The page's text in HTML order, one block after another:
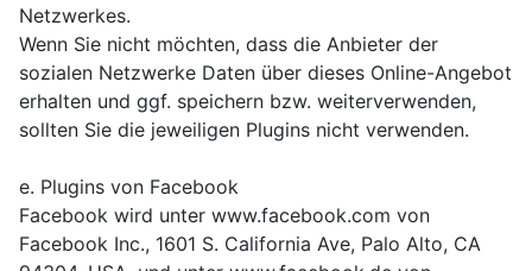
Netzwerkes.
Wenn Sie nicht möchten, dass die Anbieter der
sozialen Netzwerke Daten über dieses Online-Angebot
erhalten und ggf. speichern bzw. weiterverwenden,
sollten Sie die jeweiligen Plugins nicht verwenden.
e. Plugins von Facebook
Facebook wird unter www.facebook.com von
Facebook Inc., 1601 S. California Ave, Palo Alto, CA